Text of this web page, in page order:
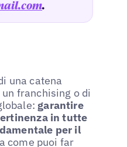
.
una catena
franchising o di
garantire
in tutte
per il
come puoi far